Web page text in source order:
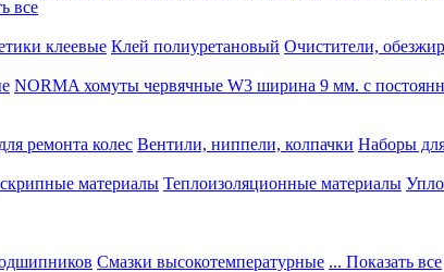
все
клеевые Клей полиуретановый Очистители,
NORMA хомуты червячные W3 ширина 9 мм. с
ремонта колес Вентили, ниппели, колпачки Наборы
материалы Теплоизоляционные материалы
Смазки высокотемпературные ... Показать все